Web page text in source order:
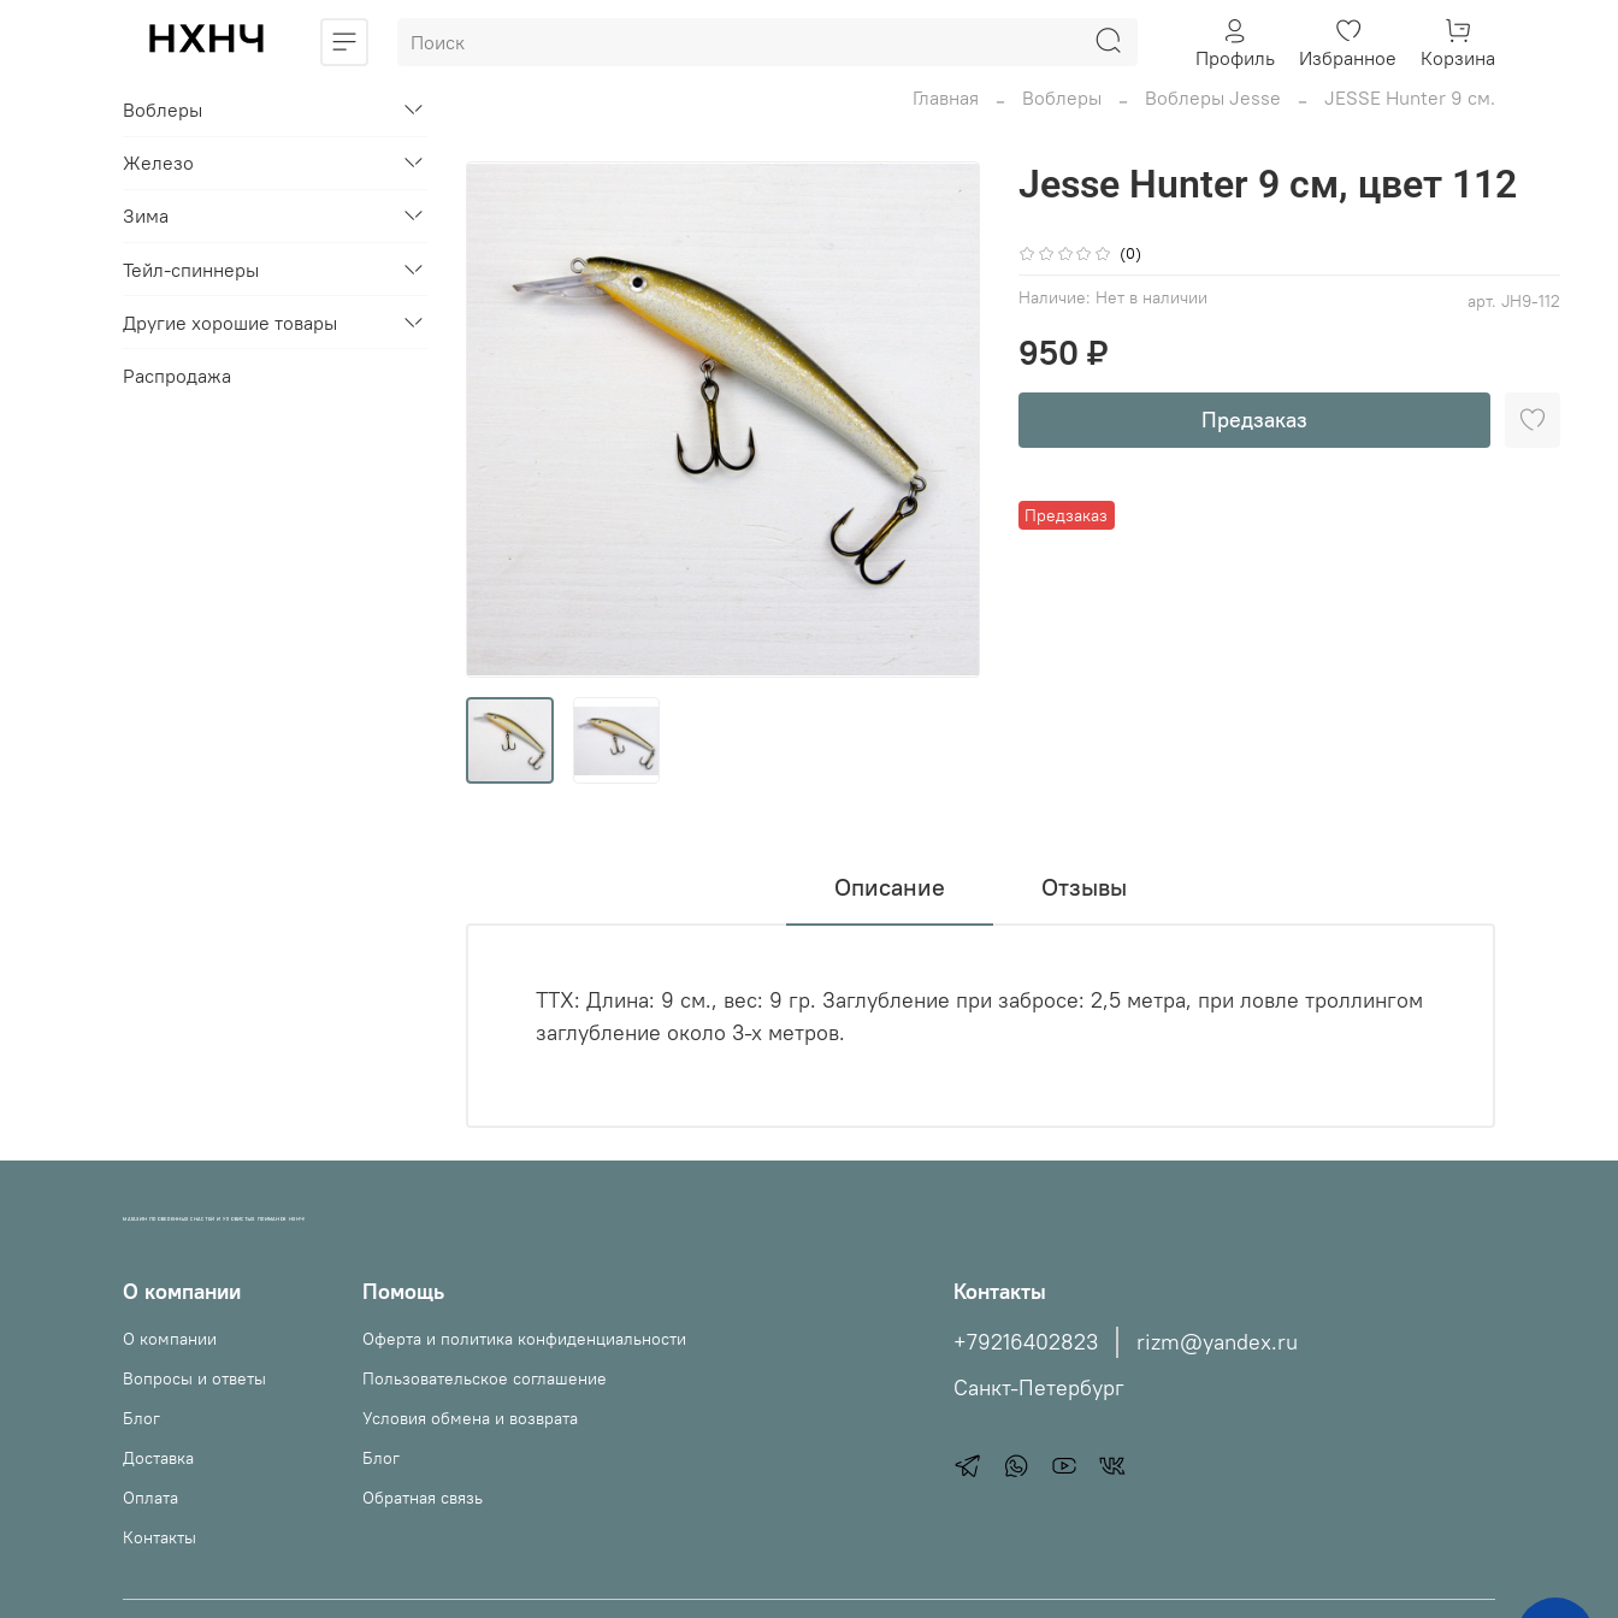
Профиль Избранное
Корзина
Главная
Воблеры Воблеры Jesse JESSE Hunter 9 см.
(0)
арт.JH9-112
Наличие: Нет в наличии
Предзаказ
Jesse Hunter 9 см, цвет 112
950 ₽
Предзаказ
Описание Отзывы
ТТХ: Длина: 9 см., вес: 9 гр. Заглубление при забросе: 2,5 метра, при ловле троллингом
заглубление около 3-х метров.
Воблеры
Железо
Зима
Тейл-спиннеры
Другие хорошие товары
Распродажа
МАГАЗИН ПРОВЕРЕННЫХ СНАСТЕЙ И УЛОВИСТЫХ ПРИМАНОК НХНЧ!
О компании
О компании
Вопросы и ответы
Блог
Доставка
Оплата
Контакты
Помощь
Оферта и политика конфиденциальности
Пользовательское соглашение
Условия обмена и возврата
Блог
Обратная связь
Контакты
+79216402823
rizm@yandex.ru
Санкт-Петербург